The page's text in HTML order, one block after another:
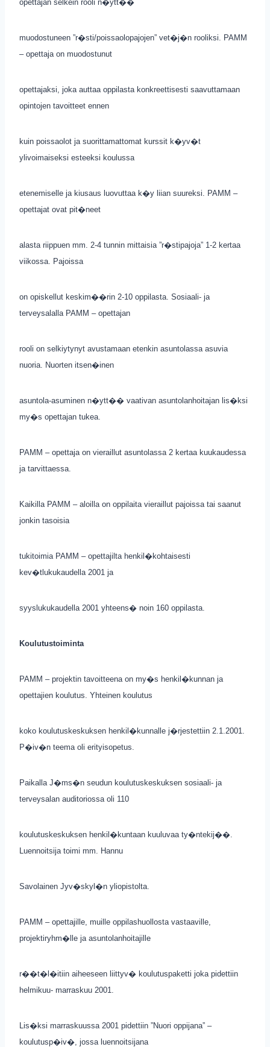
opettajan selkein rooli n�ytt��
muodostuneen ”r�sti/poissaolopajojen” vet�j�n rooliksi. PAMM
– opettaja on muodostunut
opettajaksi, joka auttaa oppilasta konkreettisesti saavuttamaan
opintojen tavoitteet ennen
kuin poissaolot ja suorittamattomat kurssit k�yv�t
ylivoimaiseksi esteeksi koulussa
etenemiselle ja kiusaus luovuttaa k�y liian suureksi. PAMM –
opettajat ovat pit�neet
alasta riippuen mm. 2-4 tunnin mittaisia ”r�stipajoja” 1-2 kertaa
viikossa. Pajoissa
on opiskellut keskim��rin 2-10 oppilasta. Sosiaali- ja
terveysalalla PAMM – opettajan
rooli on selkiytynyt avustamaan etenkin asuntolassa asuvia
nuoria. Nuorten itsen�inen
asuntola-asuminen n�ytt�� vaativan asuntolanhoitajan lis�ksi
my�s opettajan tukea.
PAMM – opettaja on vieraillut asuntolassa 2 kertaa kuukaudessa
ja tarvittaessa.
Kaikilla PAMM – aloilla on oppilaita vieraillut pajoissa tai saanut
jonkin tasoisia
tukitoimia PAMM – opettajilta henkil�kohtaisesti
kev�tlukukaudella 2001 ja
syyslukukaudella 2001 yhteens� noin 160 oppilasta.
Koulutustoiminta
PAMM – projektin tavoitteena on my�s henkil�kunnan ja
opettajien koulutus. Yhteinen koulutus
koko koulutuskeskuksen henkil�kunnalle j�rjestettiin 2.1.2001.
P�iv�n teema oli erityisopetus.
Paikalla J�ms�n seudun koulutuskeskuksen sosiaali- ja
terveysalan auditoriossa oli 110
koulutuskeskuksen henkil�kuntaan kuuluvaa ty�ntekij��.
Luennoitsija toimi mm. Hannu
Savolainen Jyv�skyl�n yliopistolta.
PAMM – opettajille, muille oppilashuollosta vastaaville,
projektiryhm�lle ja asuntolanhoitajille
r��t�l�itiin aiheeseen liittyv� koulutuspaketti joka pidettiin
helmikuu- marraskuu 2001.
Lis�ksi marraskuussa 2001 pidettiin ”Nuori oppijana” –
koulutusp�iv�, jossa luennoitsijana